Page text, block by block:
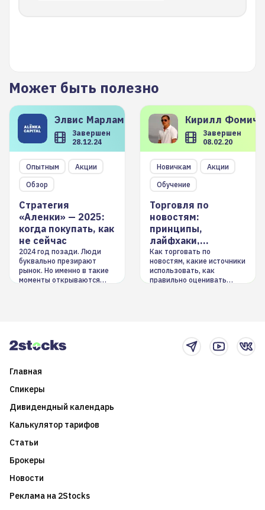
Может быть полезно
Элвис Марламов
Завершен
28.12.24
Опытным
Акции
Обзор
Стратегия
«Аленки» — 2025:
когда покупать, как
не сейчас
2024 год позади. Люди
буквально презирают
рынок. Но именно в такие
моменты открываются
Кирилл
Завершен
08.02.20
Новичкам
Акции
Обучение
Торговля по
новостям:
принципы,
лайфхаки,
инструменты
Как торговать по
новостям, какие источники
использовать, как
правильно оценивать
Главная
Спикеры
Дивидендный календарь
Калькулятор тарифов
Статьи
Брокеры
Новости
Реклама на 2Stocks